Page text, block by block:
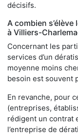
décisifs.
A combien
à Villiers-
Concernant les
services d’un
moyenne moins
besoin est souvent
En revanche, pour
(entreprises,
rédigent un contrat
l’entreprise de